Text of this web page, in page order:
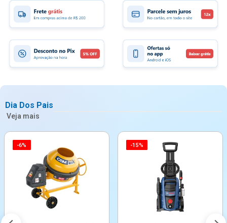
Dia Dos Pais
Veja mais
-6% -15%